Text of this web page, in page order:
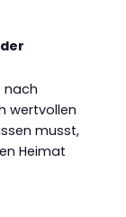
nach
wertvollen
musst,
Heimat